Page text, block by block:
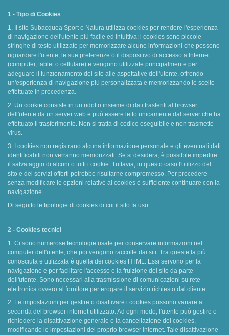
1 - Tipo di Cookies
1. Il sito Subacquea Sport e Natura utilizza cookies per rendere l'esperienza
di navigazione dell'utente più facile ed intuitiva: i cookies sono piccole
stringhe di testo utilizzate per memorizzare alcune informazioni che possono
riguardare l'utente, le sue preferenze o il dispositivo di accesso a Internet
(computer, tablet o cellulare) e vengono utilizzate principalmente per
adeguare il funzionamento del sito alle aspettative dell'utente, offrendo
un'esperienza di navigazione più personalizzata e memorizzando le scelte
effettuate in precedenza.
2. Un cookie consiste in un ridotto insieme di dati trasferiti al browser
dell'utente da un server web e può essere letto unicamente dal server che ha
effettuato il trasferimento. Non si tratta di codice eseguibile e non trasmette
virus.
3. I cookies non registrano alcuna informazione personale e gli eventuali dati
identificabili non verranno memorizzati. Se si desidera, è possibile impedire
il salvataggio di alcuni o tutti i cookie. Tuttavia, in questo caso l'utilizzo del
sito e dei servizi offerti potrebbe risultarne compromesso. Per procedere
senza modificare le opzioni relative ai cookies è sufficiente continuare con la
navigazione.
Di seguito le tipologie di cookies di cui il sito fa uso:
2 - Cookies tecnici
1. Ci sono numerose tecnologie usate per conservare informazioni nel
computer dell'utente, che poi vengono raccolte dai siti. Tra queste la più
conosciuta e utilizzata è quella dei cookies HTML. Essi servono per la
navigazione e per facilitare l'accesso e la fruizione del sito da parte
dell'utente. Sono necessari alla trasmissione di comunicazioni su rete
elettronica ovvero al fornitore per erogare il servizio richiesto dal cliente.
2. Le impostazioni per gestire o disattivare i cookies possono variare a
seconda del browser internet utilizzato. Ad ogni modo, l'utente può gestire o
richiedere la disattivazione generale o la cancellazione dei cookies,
modificando le impostazioni del proprio browser internet. Tale disattivazione